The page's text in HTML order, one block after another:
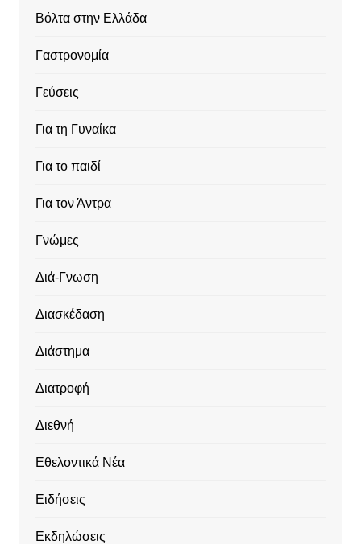
Βόλτα στην Ελλάδα
Γαστρονομία
Γεύσεις
Για τη Γυναίκα
Για το παιδί
Για τον Άντρα
Γνώμες
Διά-Γνωση
Διασκέδαση
Διάστημα
Διατροφή
Διεθνή
Εθελοντικά Νέα
Ειδήσεις
Εκδηλώσεις